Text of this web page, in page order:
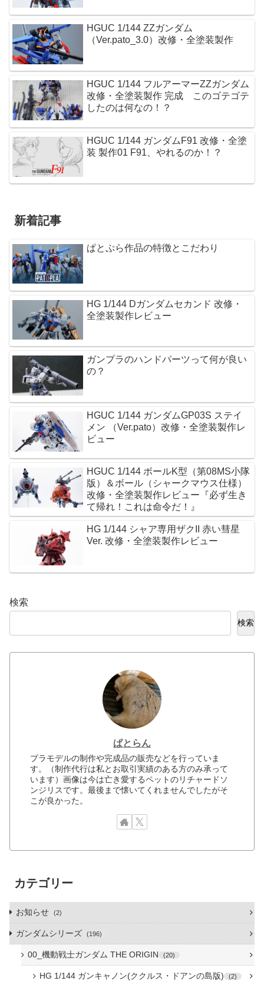
HGUC 1/144 ZZガンダム
（Ver.pato_3.0）改修・全塗装製作
HGUC 1/144 フルアーマーZZガンダム
改修・全塗装製作 完成 このゴテゴテ
したのは何なの！？
HGUC 1/144 ガンダムF91 改修・全塗
装 製作01 F91、やれるのか！？
新着記事
ぱとぷら作品の特徴とこだわり
HG 1/144 Dガンダムセカンド 改修・
全塗装製作レビュー
ガンプラのハンドパーツって何が良い
の？
HGUC 1/144 ガンダムGP03S ステイ
メン （Ver.pato）改修・全塗装製作レ
ビュー
HGUC 1/144 ボールK型（第08MS小隊
版）＆ボール（シャークマウス仕様）
改修・全塗装製作レビュー『必ず生き
て帰れ！これは命令だ！』
HG 1/144 シャア専用ザクII 赤い彗星
Ver. 改修・全塗装製作レビュー
検索
検索
ぱとらん
プラモデルの制作や完成品の販売などを行っていま
す。（制作代行は私とお取引実績のある方のみ承って
います）画像は今は亡き愛するペットのリチャードソ
ンジリスです。最後まで懐いてくれませんでしたがそ
こが良かった。
カテゴリー
お知らせ 2
ガンダムシリーズ 196
00_機動戦士ガンダム THE ORIGIN 20
HG 1/144 ガンキャノン(ククルス・ドアンの島版) 2